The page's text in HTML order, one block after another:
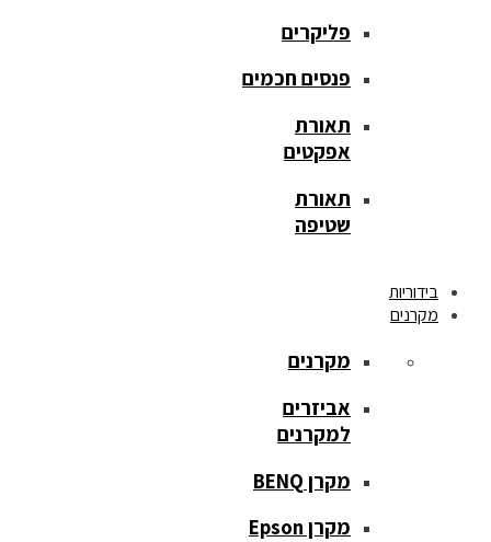
פליקרים
פנסים חכמים
תאורת
אפקטים
תאורת
שטיפה
בידוריות
מקרנים
מקרנים
אביזרים
למקרנים
מקרן BENQ
מקרן Epson